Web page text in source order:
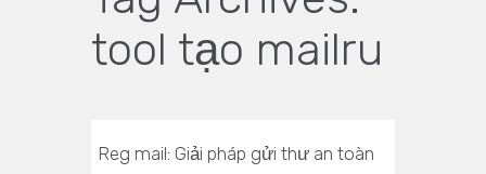
tool tạo mailru
Reg mail: Giải pháp gửi thư an toàn